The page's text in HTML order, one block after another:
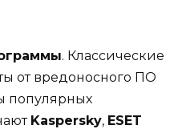
. Классические
от вредоносного ПО
популярных
Kaspersky, ESET